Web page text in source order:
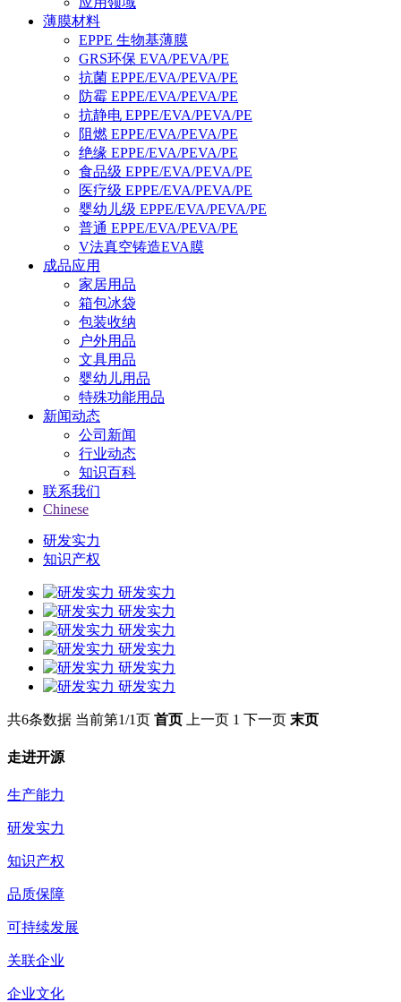
薄膜材料
EPPE 生物基薄膜
GRS环保 EVA/PEVA/PE
抗菌 EPPE/EVA/PEVA/PE
防霉 EPPE/EVA/PEVA/PE
抗静电 EPPE/EVA/PEVA/PE
阻燃 EPPE/EVA/PEVA/PE
绝缘 EPPE/EVA/PEVA/PE
食品级 EPPE/EVA/PEVA/PE
医疗级 EPPE/EVA/PEVA/PE
婴幼儿级 EPPE/EVA/PEVA/PE
普通 EPPE/EVA/PEVA/PE
V法真空铸造EVA膜
成品应用
家居用品
箱包冰袋
包装收纳
户外用品
文具用品
婴幼儿用品
特殊功能用品
新闻动态
公司新闻
行业动态
知识百科
联系我们
Chinese
研发实力
知识产权
研发实力
研发实力
研发实力
研发实力
研发实力
研发实力
共6条数据 当前第1/1页 首页 上一页 1 下一页 末页
走进开源
生产能力
研发实力
知识产权
品质保障
可持续发展
关联企业
企业文化